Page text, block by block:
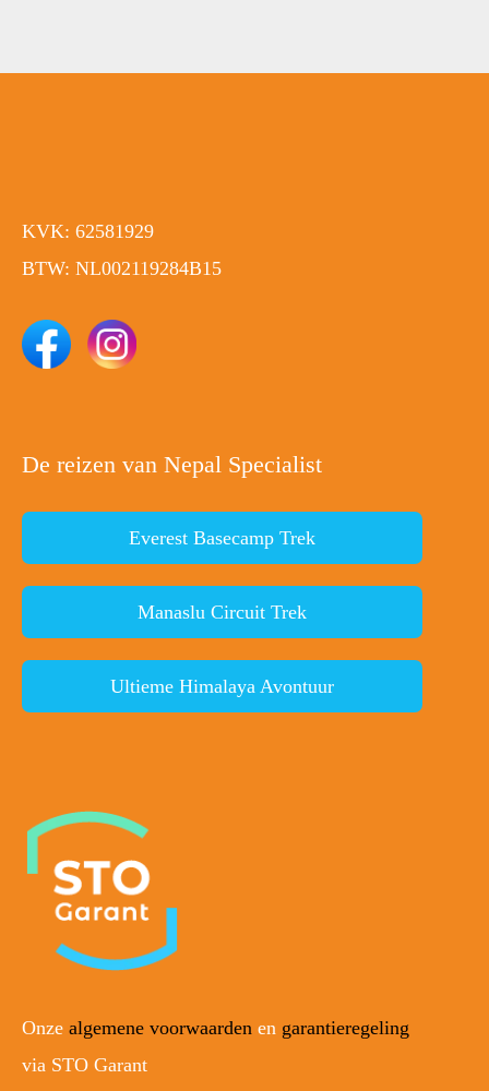
KVK: 62581929
BTW: NL002119284B15
De reizen van Nepal Specialist
Everest Basecamp Trek
Manaslu Circuit Trek
Ultieme Himalaya Avontuur
Onze algemene voorwaarden en garantieregeling
via STO Garant